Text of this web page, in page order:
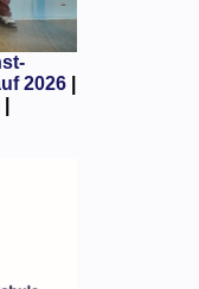
2026|